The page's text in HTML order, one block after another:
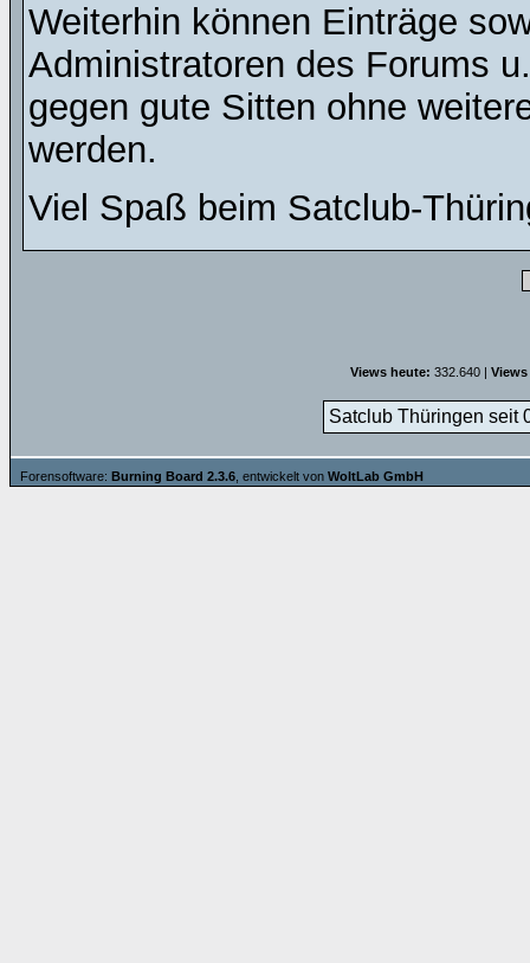
Weiterhin können Einträge
Administratoren des Forums
gegen gute Sitten ohne
werden.
Viel Spaß beim Satclub-
Views heute: 332.640 |
Satclub Thüringen seit
Forensoftware: Burning Board 2.3.6 , entwickelt von WoltLab GmbH